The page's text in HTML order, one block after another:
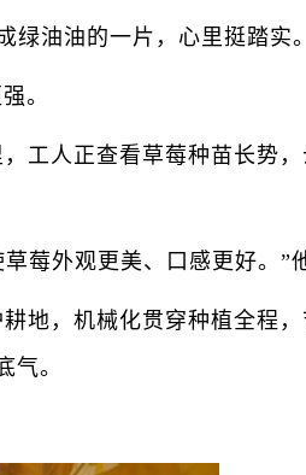
油油的一片，心里挺踏实。
。
人正查看草莓种苗长势，
外观更美、口感更好。”
，机械化贯穿种植全程，
。